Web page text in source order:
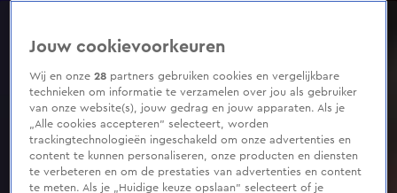
seconds
Jouw cookievoorkeuren
Wij en onze28 partners gebruiken cookies en vergelijkbare
technieken om informatie te verzamelen over jou als gebruiker
van onze website(s), jouw gedrag en jouw apparaten. Als je
„Alle cookies accepteren” selecteert, worden
trackingtechnologieën ingeschakeld om onze advertenties en
content te kunnen personaliseren, onze producten en diensten
te verbeteren en om de prestaties van advertenties en content
te meten. Als je „Huidige keuze opslaan” selecteert of je